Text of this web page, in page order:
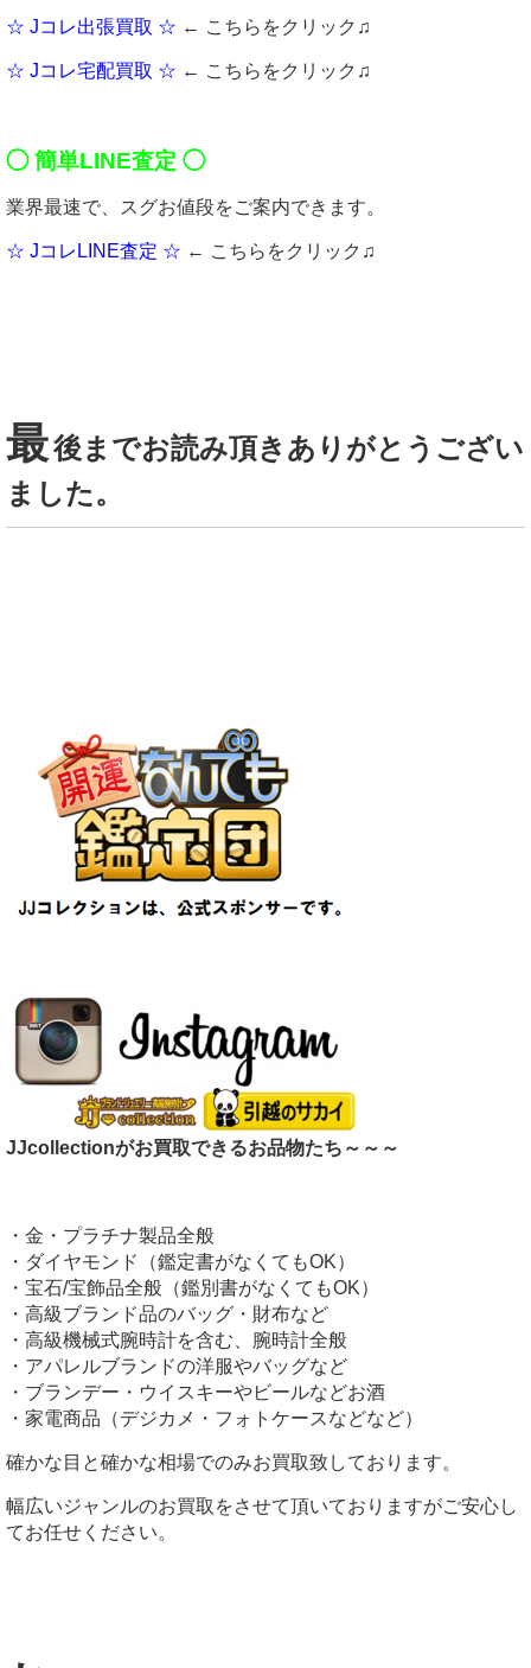
☆ Jコレ出張買取 ☆ ← こちらをクリック♫
☆ Jコレ宅配買取 ☆ ← こちらをクリック♫
◯ 簡単LINE査定 ◯
業界最速で、スグお値段をご案内できます。
☆ JコレLINE査定 ☆ ← こちらをクリック♫
最後までお読み頂きありがとうござい
ました。
JJcollectionがお買取できるお品物たち～～～
・金・プラチナ製品全般
・ダイヤモンド（鑑定書がなくてもOK）
・宝石/宝飾品全般（鑑別書がなくてもOK）
・高級ブランド品のバッグ・財布など
・高級機械式腕時計を含む、腕時計全般
・アパレルブランドの洋服やバッグなど
・ブランデー・ウイスキーやビールなどお酒
・家電商品（デジカメ・フォトケースなどなど）
確かな目と確かな相場でのみお買取致しております。
幅広いジャンルのお買取をさせて頂いておりますがご安心し
てお任せください。